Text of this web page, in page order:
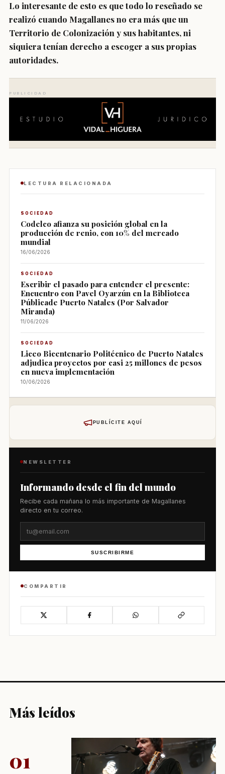
Lo interesante de esto es que todo lo reseñado se
realizó cuando Magallanes no era más que un
Territorio de Colonización y sus habitantes, ni
siquiera tenían derecho a escoger a sus propias
autoridades.
PUBLICIDAD
LECTURA RELACIONADA
SOCIEDAD
Codelco afianza su posición global en la
producción de renio, con 10% del mercado
mundial
16/06/2026
SOCIEDAD
Escribir el pasado para entender el presente:
Encuentro con Pavel Oyarzún en la Biblioteca
Públicade Puerto Natales (Por Salvador
Miranda)
11/06/2026
SOCIEDAD
Liceo Bicentenario Politécnico de Puerto Natales
adjudica proyectos por casi 25 millones de pesos
en nueva implementación
10/06/2026
PUBLÍCITE AQUÍ
NEWSLETTER
Informando desde el fin del mundo
Recibe cada mañana lo más importante de Magallanes
directo en tu correo.
SUSCRIBIRME
COMPARTIR
Más leídos
01